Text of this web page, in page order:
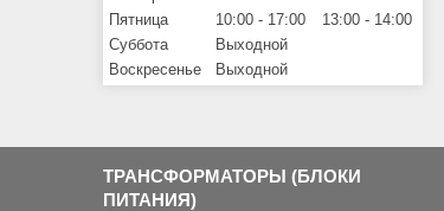
Пятница
10:00 17:00 13:00
14:00
Суббота
Выходной
Воскресенье
Выходной
ТРАНСФОРМАТОРЫ (БЛОКИ
ПИТАНИЯ)